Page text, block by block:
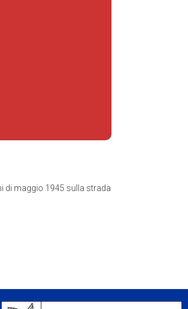
di maggio 1945 sulla strada